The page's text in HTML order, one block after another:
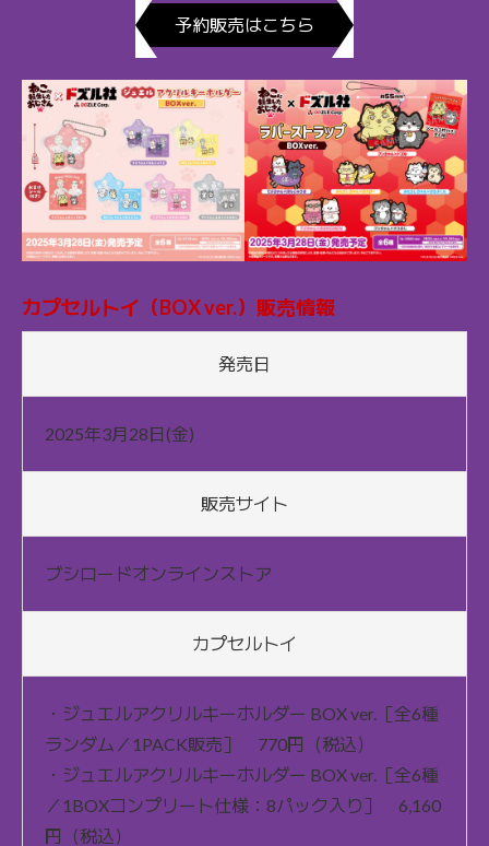
予約販売はこちら
カプセルトイ（BOX ver.）販売情報
発売日
2025年3月28日(金)
販売サイト
ブシロードオンラインストア
カプセルトイ
・ジュエルアクリルキーホルダー BOX ver.［全6種
ランダム／1PACK販売］ 770円（税込）
・ジュエルアクリルキーホルダー BOX ver.［全6種
／1BOXコンプリート仕様：8パック入り］ 6,160
円（税込）